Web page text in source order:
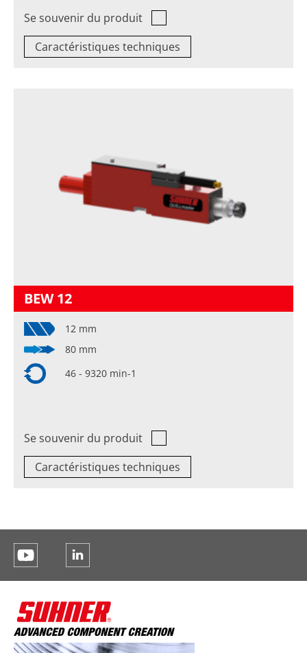
Se souvenir du produit
Caractéristiques techniques
BEW 12
12 mm
80 mm
46 - 9320 min-1
Se souvenir du produit
Caractéristiques techniques